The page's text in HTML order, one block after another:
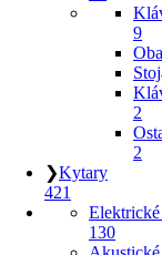
9
2
2
❯Kytary
421
130